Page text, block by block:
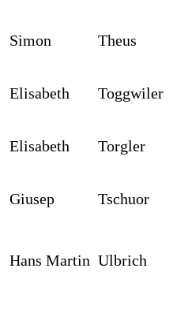
Simon Theus
Elisabeth Toggwiler
Elisabeth Torgler
Giusep Tschuor
Hans Martin Ulbrich